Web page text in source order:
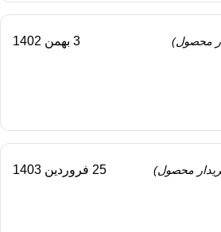
محصول) 3 بهمن 1402
محصول) 25 فروردین 1403